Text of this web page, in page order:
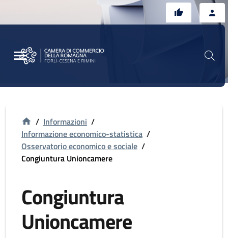
/ Informazioni /
Informazione economico-statistica /
Osservatorio economico e sociale /
Congiuntura Unioncamere
Congiuntura
Unioncamere